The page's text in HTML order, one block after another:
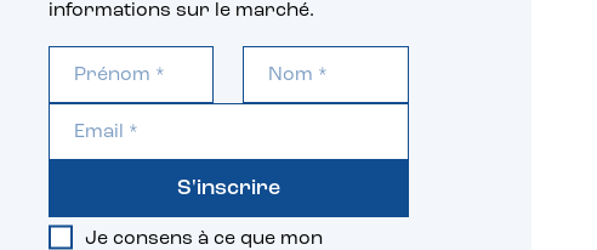
informations sur le marché.
Je consens à ce que mon
S'inscrire